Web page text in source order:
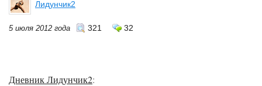
Лидунчик2
5 июля 2012 года 321 32
Дневник Лидунчик2: